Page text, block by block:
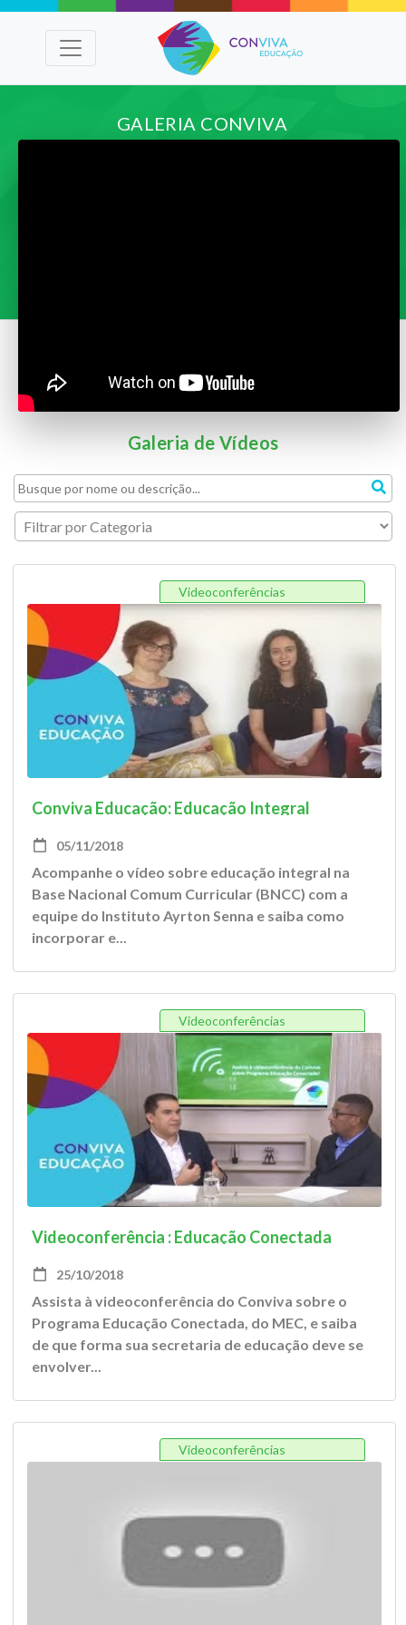
GALERIA CONVIVA
Galeria de Vídeos
Videoconferências
Conviva Educação: Educação Integral
05/11/2018
Acompanhe o vídeo sobre educação integral na
Base Nacional Comum Curricular (BNCC) com a
equipe do Instituto Ayrton Senna e saiba como
incorporar e...
Videoconferências
Videoconferência : Educação Conectada
25/10/2018
Assista à videoconferência do Conviva sobre o
Programa Educação Conectada, do MEC, e saiba
de que forma sua secretaria de educação deve se
envolver...
Videoconferências